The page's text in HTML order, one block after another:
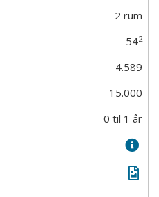
2 rum
542
4.589
15.000
0 til 1 år